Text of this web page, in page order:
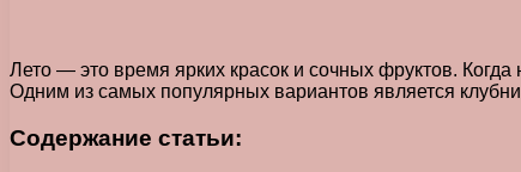
Лето — это время ярких красок и сочных фруктов. Когда
Одним из самых популярных вариантов является
Содержание статьи: